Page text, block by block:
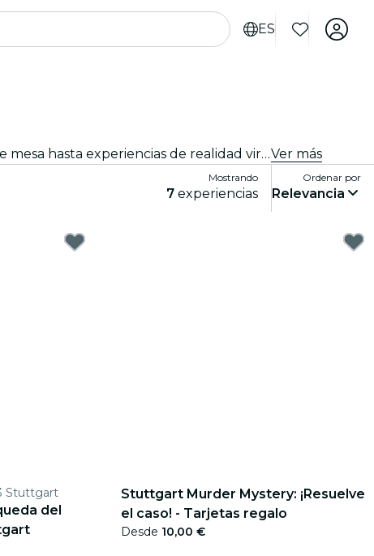
ES
Sumérgete en un mundo de diversión y entretenimiento con los mejores juegos en Stuttgart. Desde juegos de mesa hasta experiencias de realidad virtual, hay algo para que todos disfruten.Ver más
Mostrando
7 experiencias
Ordenar por
Relevancia
Stuttgart
del
Stuttgart Murder Mystery: ¡Resuelve
el caso! - Tarjetas regalo
Desde 10,00 €